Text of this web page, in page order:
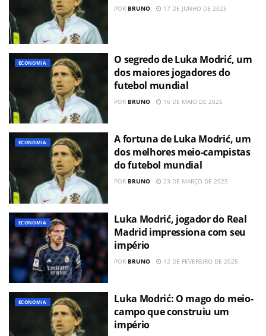
POR BRUNO 17 DE JUNHO DE 2025
ECONOMIA
O segredo de Luka Modrić, um
dos maiores jogadores do
futebol mundial
POR BRUNO 16 DE MAIO DE 2025
ECONOMIA
A fortuna de Luka Modrić, um
dos melhores meio-campistas
do futebol mundial
POR BRUNO 23 DE MARÇO DE 2025
ECONOMIA
Luka Modrić, jogador do Real
Madrid impressiona com seu
império
POR BRUNO 12 DE FEVEREIRO DE 2025
ECONOMIA
Luka Modrić: O mago do meio-
campo que construiu um
império